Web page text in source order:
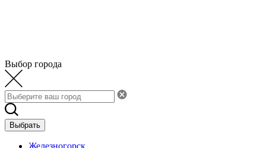
Выбор города
Выбрать
Железногорск